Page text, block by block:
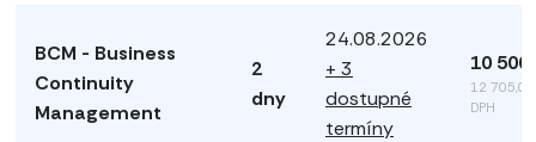
BCM - Business
Continuity
Management
2
dny
24.08.2026
+ 3
dostupné
termíny
10
12
DPH